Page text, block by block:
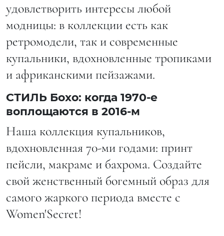
удовлетворить интересы любой
модницы: в коллекции есть как
ретромодели, так и современные
купальники, вдохновленные тропиками
и африканскими пейзажами.
СТИЛЬ Бохо: когда 1970-е
воплощаются в 2016-м
Наша коллекция купальников,
вдохновленная 70-ми годами: принт
пейсли, макраме и бахрома. Создайте
свой женственный богемный образ для
самого жаркого периода вмеcте с
Women'Secret!